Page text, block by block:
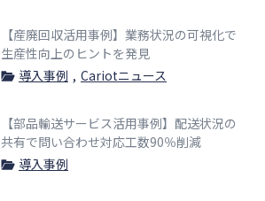
【産廃回収活用事例】業務状況の可視化で
生産性向上のヒントを発見
導入事例
Cariotニュース
【部品輸送サービス活用事例】配送状況の
共有で問い合わせ対応工数90％削減
導入事例